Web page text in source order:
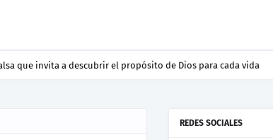
que invita a descubrir el propósito de Dios para cada vida
REDES SOCIALES